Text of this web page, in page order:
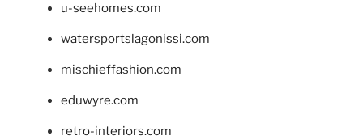
u-seehomes.com
watersportslagonissi.com
mischieffashion.com
eduwyre.com
retro-interiors.com